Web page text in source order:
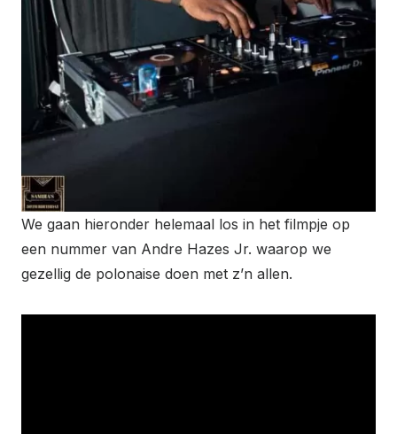
We gaan hieronder helemaal los in het filmpje op
een nummer van Andre Hazes Jr. waarop we
gezellig de polonaise doen met z’n allen.